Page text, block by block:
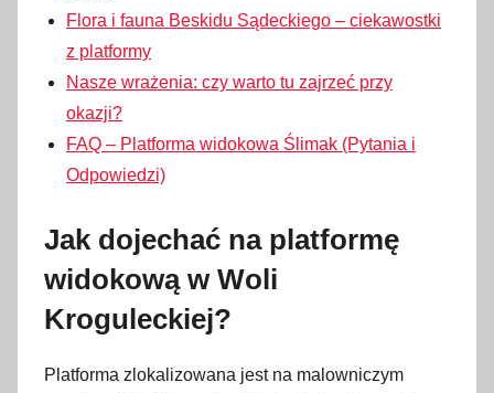
Flora i fauna Beskidu Sądeckiego – ciekawostki
z platformy
Nasze wrażenia: czy warto tu zajrzeć przy
okazji?
FAQ – Platforma widokowa Ślimak (Pytania i
Odpowiedzi)
Jak dojechać na platformę
widokową w Woli
Kroguleckiej?
Platforma zlokalizowana jest na malowniczym